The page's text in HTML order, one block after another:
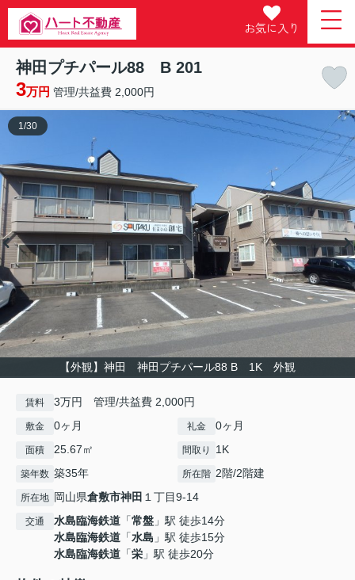
お気に入り
神田プチパール88 B 201
3万円 管理/共益費 2,000円
【外観】神田 神田プチパール88 B 1K 外観
1 /30
賃料 3万円 管理/共益費 2,000円
敷金 0ヶ月 礼金 0ヶ月
面積 25.67㎡ 間取り 1K
築年数 築35年 所在階 2階/2階建
所在地 岡山県倉敷市神田 １丁目9-14
交通 水島臨海鉄道 「常盤 」駅 徒歩14分
水島臨海鉄道 「水島 」駅 徒歩15分
水島臨海鉄道 「栄 」駅 徒歩20分